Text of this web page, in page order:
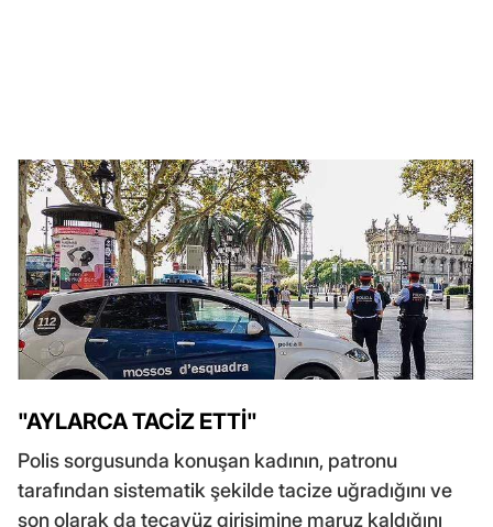
"AYLARCA TACİZ ETTİ"
Polis sorgusunda konuşan kadının, patronu
tarafından sistematik şekilde tacize uğradığını ve
son olarak da tecavüz girişimine maruz kaldığını